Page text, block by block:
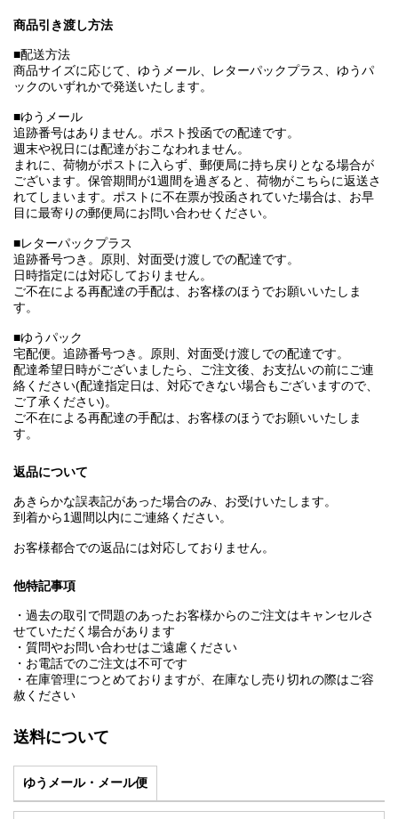
商品引き渡し方法
■配送方法
商品サイズに応じて、ゆうメール、レターパックプラス、ゆうパ
ックのいずれかで発送いたします。
■ゆうメール
追跡番号はありません。ポスト投函での配達です。
週末や祝日には配達がおこなわれません。
まれに、荷物がポストに入らず、郵便局に持ち戻りとなる場合が
ございます。保管期間が1週間を過ぎると、荷物がこちらに返送さ
れてしまいます。ポストに不在票が投函されていた場合は、お早
目に最寄りの郵便局にお問い合わせください。
■レターパックプラス
追跡番号つき。原則、対面受け渡しでの配達です。
日時指定には対応しておりません。
ご不在による再配達の手配は、お客様のほうでお願いいたしま
す。
■ゆうパック
宅配便。追跡番号つき。原則、対面受け渡しでの配達です。
配達希望日時がございましたら、ご注文後、お支払いの前にご連
絡ください(配達指定日は、対応できない場合もございますので、
ご了承ください)。
ご不在による再配達の手配は、お客様のほうでお願いいたしま
す。
返品について
あきらかな誤表記があった場合のみ、お受けいたします。
到着から1週間以内にご連絡ください。
お客様都合での返品には対応しておりません。
他特記事項
・過去の取引で問題のあったお客様からのご注文はキャンセルさ
せていただく場合があります
・質問やお問い合わせはご遠慮ください
・お電話でのご注文は不可です
・在庫管理につとめておりますが、在庫なし売り切れの際はご容
赦ください
送料について
ゆうメール・メール便